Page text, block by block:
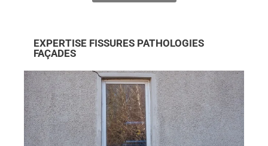
EXPERTISE FISSURES PATHOLOGIES
FAÇADES